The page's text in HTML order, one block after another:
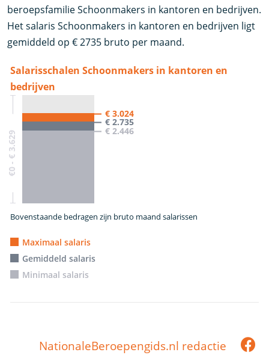
beroepsfamilie Schoonmakers in kantoren en bedrijven.
Het salaris Schoonmakers in kantoren en bedrijven ligt
gemiddeld op € 2735 bruto per maand.
Salarisschalen Schoonmakers in kantoren en
bedrijven
€0 - € 3.629
€ 3.024
€ 2.735
€ 2.446
Bovenstaande bedragen zijn bruto maand salarissen
Maximaal salaris
Gemiddeld salaris
Minimaal salaris
NationaleBeroepengids.nl redactie